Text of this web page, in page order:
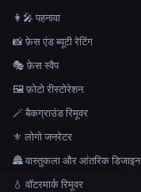
👩‍🎤 पहनावा
📸 फ़ेस एंड ब्यूटी रेटिंग
🎭 फ़ेस स्वैप
🖼️ फ़ोटो रीस्टोरेशन
🪄 बैकग्राउंड रिमूवर
⚜️ लोगो जनरेटर
🏯 वास्तुकला और आंतरिक डिजाइन
💧 वॉटरमार्क रिमूवर